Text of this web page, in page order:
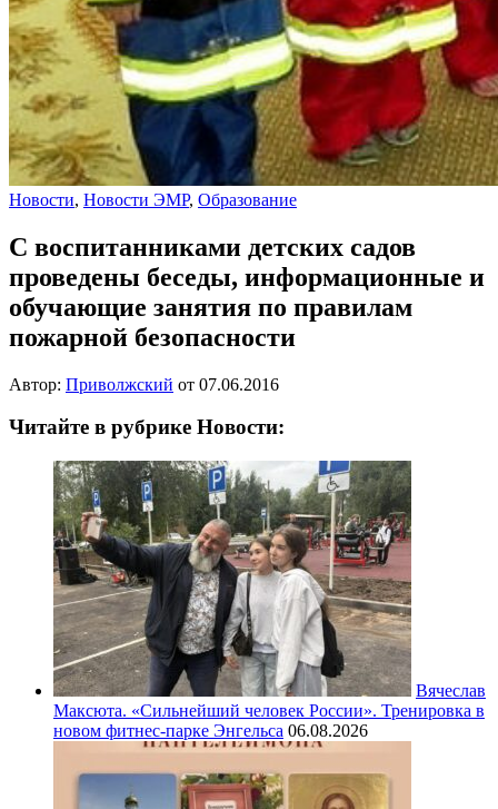
Новости, Новости ЭМР, Образование
С воспитанниками детских садов
проведены беседы, информационные и
обучающие занятия по правилам
пожарной безопасности
Автор: Приволжский от 07.06.2016
Читайте в рубрике Новости:
Вячеслав
Максюта. «Сильнейший человек России». Тренировка в
новом фитнес-парке Энгельса 06.08.2026